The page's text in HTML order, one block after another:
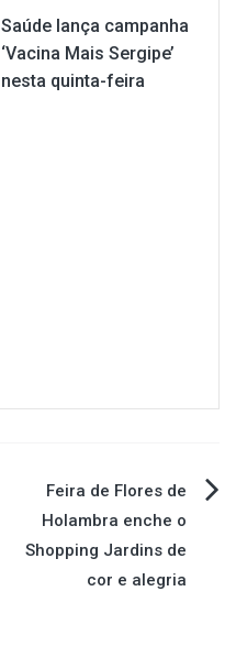
Saúde lança campanha
‘Vacina Mais Sergipe’
nesta quinta-feira
Feira de Flores de
Holambra enche o
Shopping Jardins de
cor e alegria